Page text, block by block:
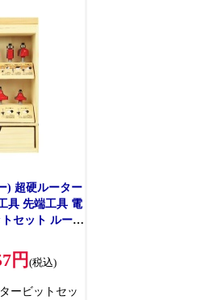
) 超硬ルーター
具 先端工具 電
セット ルータ
円(税込)
ービットセッ